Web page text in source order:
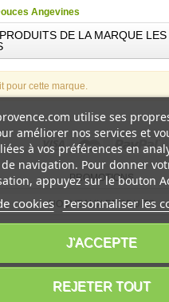
Angevines
DE LA MARQUE
pour cette marque.
PROMOTIONS
NOUVEAUX PRODUITS
CONTACTEZ-NOUS
utilise ses
améliorer nos services et
à vos préférences en
navigation. Pour donner
appuyez sur le bouton
cookies Personnaliser les
REJETER TOUT
J'ACCEPTE